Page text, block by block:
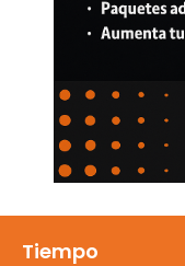
Tiempo